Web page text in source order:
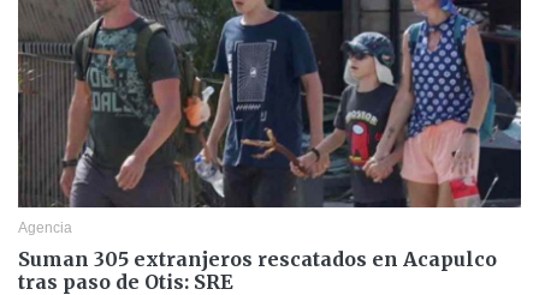
Agencia
Suman 305 extranjeros rescatados en Acapulco
tras paso de Otis: SRE